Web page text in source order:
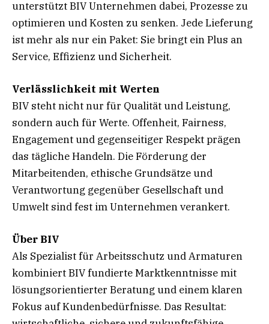
unterstützt BIV Unternehmen dabei, Prozesse zu
optimieren und Kosten zu senken. Jede Lieferung
ist mehr als nur ein Paket: Sie bringt ein Plus an
Service, Effizienz und Sicherheit.
Verlässlichkeit mit Werten
BIV steht nicht nur für Qualität und Leistung,
sondern auch für Werte. Offenheit, Fairness,
Engagement und gegenseitiger Respekt prägen
das tägliche Handeln. Die Förderung der
Mitarbeitenden, ethische Grundsätze und
Verantwortung gegenüber Gesellschaft und
Umwelt sind fest im Unternehmen verankert.
Über BIV
Als Spezialist für Arbeitsschutz und Armaturen
kombiniert BIV fundierte Marktkenntnisse mit
lösungsorientierter Beratung und einem klaren
Fokus auf Kundenbedürfnisse. Das Resultat: